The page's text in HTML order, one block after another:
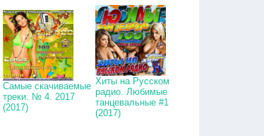
Самые скачиваемые
треки. № 4. 2017
(2017)
Хиты на Русском
радио. Любимые
танцевальные #1
(2017)